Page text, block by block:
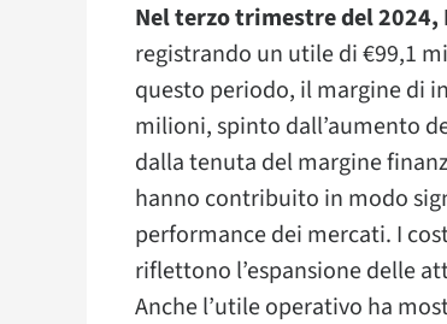
Nel terzo trimestre del 2024,
registrando un utile di €99,1
questo periodo, il margine di
milioni, spinto dall’aumento
dalla tenuta del margine
hanno contribuito in modo
performance dei mercati. I
riflettono l’espansione delle
Anche l’utile operativo ha